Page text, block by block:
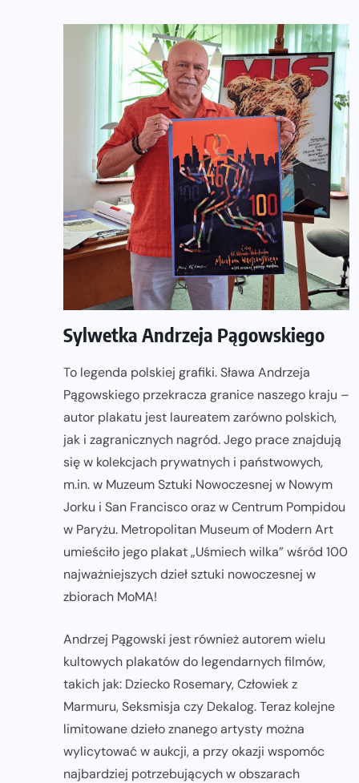
Sylwetka Andrzeja Pągowskiego
To legenda polskiej grafiki. Sława Andrzeja
Pągowskiego przekracza granice naszego kraju –
autor plakatu jest laureatem zarówno polskich,
jak i zagranicznych nagród. Jego prace znajdują
się w kolekcjach prywatnych i państwowych,
m.in. w Muzeum Sztuki Nowoczesnej w Nowym
Jorku i San Francisco oraz w Centrum Pompidou
w Paryżu. Metropolitan Museum of Modern Art
umieściło jego plakat „Uśmiech wilka” wśród 100
najważniejszych dzieł sztuki nowoczesnej w
zbiorach MoMA!
Andrzej Pągowski jest również autorem wielu
kultowych plakatów do legendarnych filmów,
takich jak: Dziecko Rosemary, Człowiek z
Marmuru, Seksmisja czy Dekalog. Teraz kolejne
limitowane dzieło znanego artysty można
wylicytować w aukcji, a przy okazji wspomóc
najbardziej potrzebujących w obszarach